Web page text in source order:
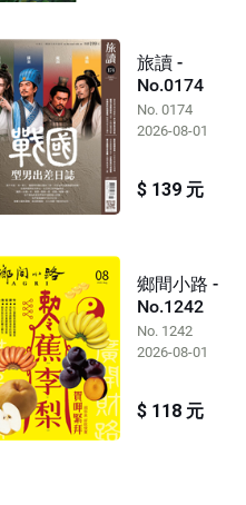
旅讀 -
No.0174
No. 0174
2026-08-01
$ 139 元
鄉間小路 -
No.1242
No. 1242
2026-08-01
$ 118 元